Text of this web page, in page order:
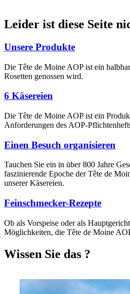
Leider ist diese Seite
Unsere Produkte
Die Tête de Moine AOP ist ein
Rosetten genossen wird.
6 Käsereien
Die Tête de Moine AOP ist ein
Anforderungen des AOP-
Einen Besuch organisieren
Tauchen Sie ein in über 800 Jahre
faszinierende Epoche der Tête de
unserer Käsereien.
Feinschmecker-Rezepte
Ob als Vorspeise oder als
Möglichkeiten, die Tête de Moine
Wissen Sie das ?